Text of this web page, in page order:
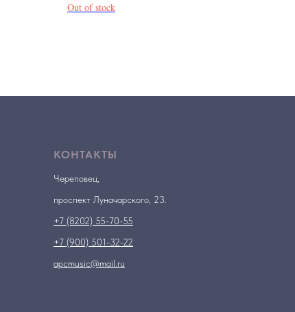
Out of stock
КОНТАКТЫ
Череповец,
проспект Луначарского, 23.
+7 (8202) 55-70-55
+7 (900) 501-32-22
apcmusic@mail.ru